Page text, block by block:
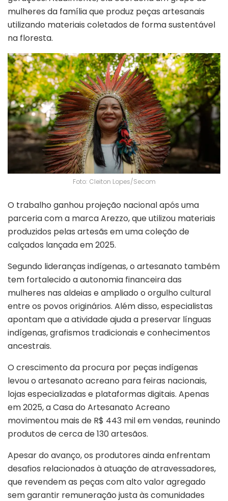
mulheres da família que produz peças artesanais
utilizando materiais coletados de forma sustentável
na floresta.
Foto: Cleiton Lopes/Secom
O trabalho ganhou projeção nacional após uma
parceria com a marcaArezzo, que utilizou materiais
produzidos pelas artesãs em uma coleção de
calçados lançada em 2025.
Segundo lideranças indígenas, o artesanato também
tem fortalecido a autonomia financeira das
mulheres nas aldeias e ampliado o orgulho cultural
entre os povos originários. Além disso, especialistas
apontam que a atividade ajuda a preservar línguas
indígenas, grafismos tradicionais e conhecimentos
ancestrais.
O crescimento da procura por peças indígenas
levou o artesanato acreano para feiras nacionais,
lojas especializadas e plataformas digitais. Apenas
em 2025, a Casa do Artesanato Acreano
movimentou mais de R$ 443 mil em vendas, reunindo
produtos de cerca de 130 artesãos.
Apesar do avanço, os produtores ainda enfrentam
desafios relacionados à atuação de atravessadores,
que revendem as peças com alto valor agregado
sem garantir remuneração justa às comunidades